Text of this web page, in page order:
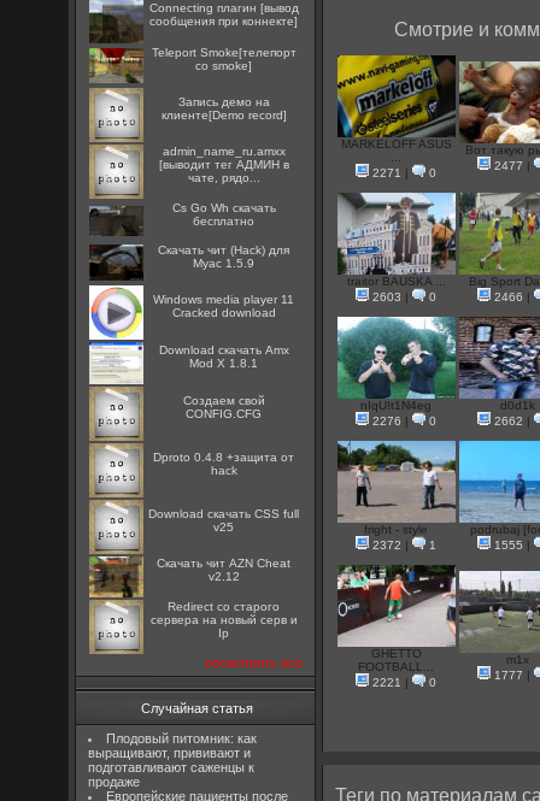
Connecting плагин [вывод
сообщения при коннекте]
Teleport Smoke[телепорт
со smoke]
Запись демо на
клиенте[Demo record]
admin_name_ru.amxx
[выводит тег АДМИН в
чате, рядо...
Cs Go Wh скачать
бесплатно
Скачать чит (Hack) для
Myac 1.5.9
Windows media player 11
Cracked download
Download скачать Amx
Mod X 1.8.1
Создаем свой
CONFIG.CFG
Dproto 0.4.8 +защита от
hack
Download скачать CSS full
v25
Скачать чит AZN Cheat
v2.12
Redirect со старого
сервера на новый серв и
Ip
посмотреть все
Случайная статья
Плодовый питомник: как
выращивают, прививают и
подготавливают саженцы к
продаже
Европейские пациенты после
Смотрие и
MARKELOFF ASUS
...
2271
| 0
Вот такую
2477
|
traitor BAUSKA ...
2603
| 0
Big Sport
2466
|
nIqU!t1N4eg
2276
| 0
d0d1k
2662
|
fright - style
2372
| 1
podrubaj
1555
|
GHETTO
FOOTBALL...
2221
| 0
m1x
1777
|
Теги по материалам